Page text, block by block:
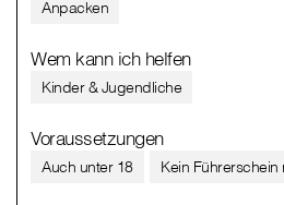
Anpacken
Wem kann ich helfen
Kinder & Jugendliche
Voraussetzungen
Auch unter 18 Kein Führerschein